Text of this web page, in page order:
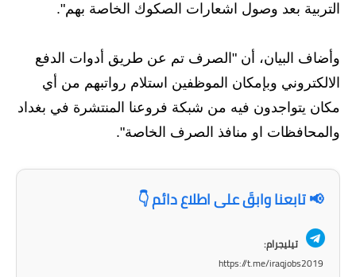
اخبار وقرارات وزارة التربية
نتائج الامتحانات
المرحلة الابتدائية
المرحلة المتوسطة
المرحلة الاعدادية
التربية بعد وصول اشعارات الصكوك الخاصة بهم".
وأضاف البيان، أن "الصرف تم عن طريق أدوات الدفع
الالكتروني وبإمكان الموظفين استلام رواتبهم من أي
مكان يتواجدون فيه من شبكة فروعنا المنتشرة في بغداد
والمحافظات او منافذ الصرف الخاصة".
📢 تابعنا وابقَ على اطلاع دائم 👇
تيليجرام:
https://t.me/iraqjobs2019